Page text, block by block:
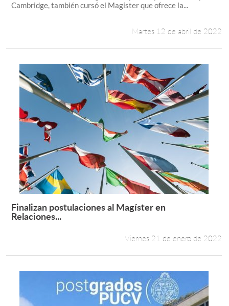
Cambridge, también cursó el Magíster que ofrece la...
Martes 12 de abril de 2022
Leer más +
Finalizan postulaciones al Magíster en
Relaciones...
Viernes 21 de enero de 2022